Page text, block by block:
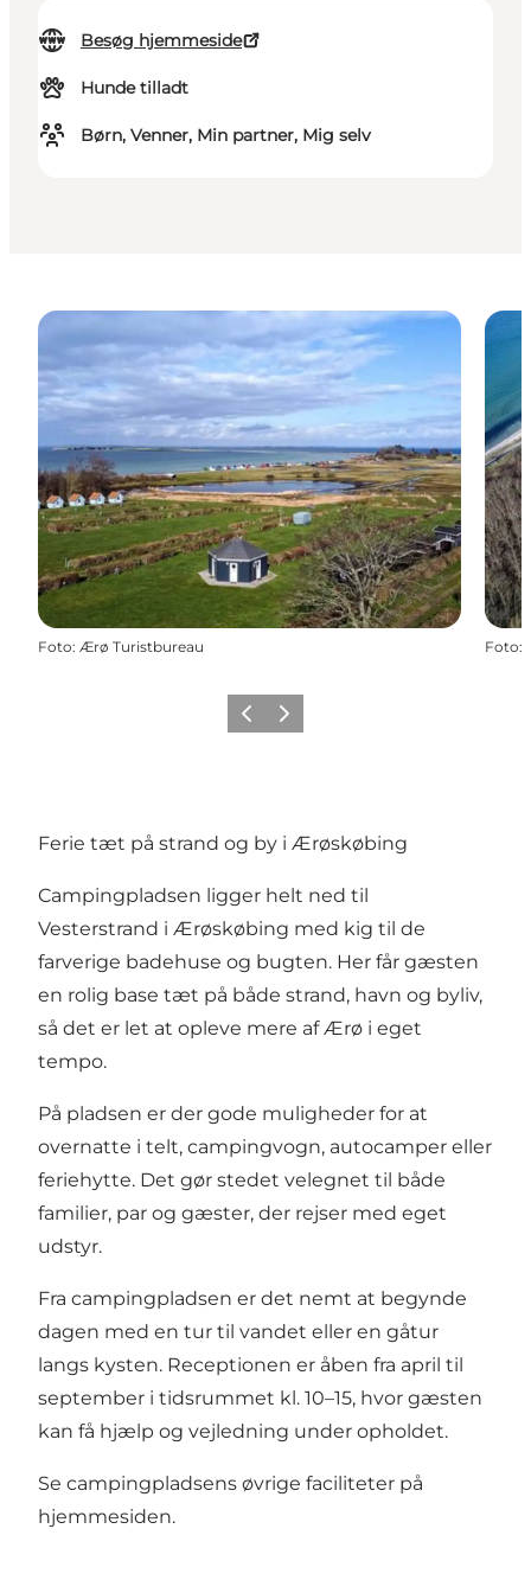
Besøg hjemmeside
Hunde tilladt
Børn, Venner, Min partner, Mig selv
Foto: Ærø Turistbureau Foto:
ForrigeNæste
Ferie tæt på strand og by i Ærøskøbing
Campingpladsen ligger helt ned til
Vesterstrand i Ærøskøbing med kig til de
farverige badehuse og bugten. Her får gæsten
en rolig base tæt på både strand, havn og byliv,
så det er let at opleve mere af Ærø i eget
tempo.
På pladsen er der gode muligheder for at
overnatte i telt, campingvogn, autocamper eller
feriehytte. Det gør stedet velegnet til både
familier, par og gæster, der rejser med eget
udstyr.
Fra campingpladsen er det nemt at begynde
dagen med en tur til vandet eller en gåtur
langs kysten. Receptionen er åben fra april til
september i tidsrummet kl. 10–15, hvor gæsten
kan få hjælp og vejledning under opholdet.
Se campingpladsens øvrige faciliteter på
hjemmesiden.